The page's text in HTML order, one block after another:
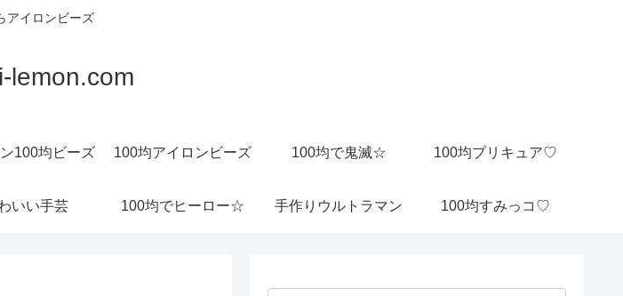
アイロンビーズ
lemon.com
100均ビーズ 100均アイロンビーズ 100均で鬼滅☆ 100均プリキュア♡
いい手芸 100均でヒーロー☆ 手作りウルトラマン 100均すみっコ♡